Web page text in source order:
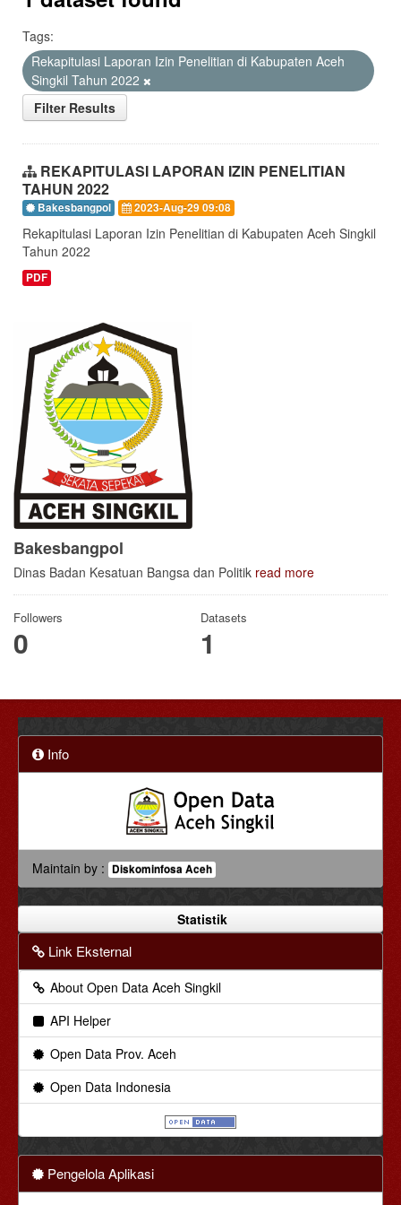
Tags:
Rekapitulasi Laporan Izin Penelitian di Kabupaten Aceh
Singkil Tahun 2022
Filter Results
REKAPITULASI LAPORAN IZIN PENELITIAN
TAHUN 2022
Bakesbangpol 2023-Aug-29 09:08
Rekapitulasi Laporan Izin Penelitian di Kabupaten Aceh Singkil
Tahun 2022
PDF
Bakesbangpol
Dinas Badan Kesatuan Bangsa dan Politik read more
Followers
0
Datasets
1
Info
Maintain by : Diskominfosa Aceh
Statistik
Link Eksternal
About Open Data Aceh Singkil
API Helper
Open Data Prov. Aceh
Open Data Indonesia
Pengelola Aplikasi